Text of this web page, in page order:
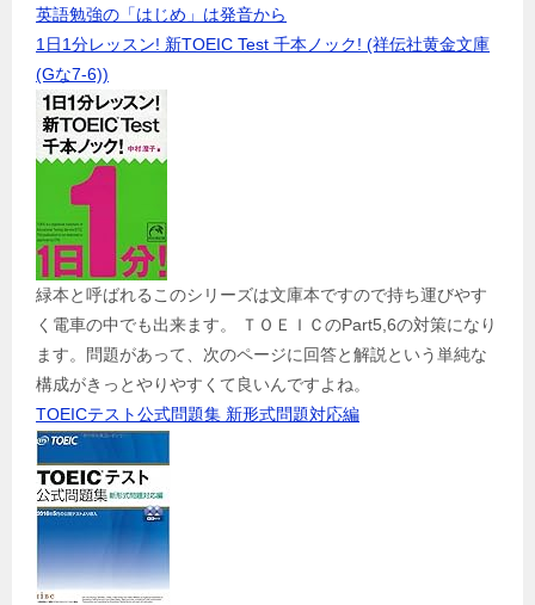
英語勉強の「はじめ」は発音から
1日1分レッスン! 新TOEIC Test 千本ノック! (祥伝社黄金文庫
(Gな7-6))
緑本と呼ばれるこのシリーズは文庫本ですので持ち運びやす
く電車の中でも出来ます。 ＴＯＥＩＣのPart5,6の対策になり
ます。問題があって、次のページに回答と解説という単純な
構成がきっとやりやすくて良いんですよね。
TOEICテスト公式問題集 新形式問題対応編